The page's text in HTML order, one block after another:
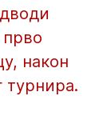
прво
након
турнира.